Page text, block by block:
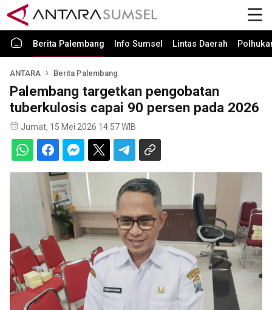
Berita Palembang Info Sumsel Lintas Daerah
ANTARA Berita Palembang
Palembang targetkan pengobatan
tuberkulosis capai 90 persen pada 2026
Jumat, 15 Mei 2026 14:57 WIB